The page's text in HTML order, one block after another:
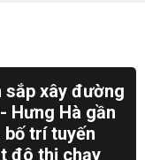
sắp xây đường
Hưng Hà gần
bố trí tuyến
đô thị chạy